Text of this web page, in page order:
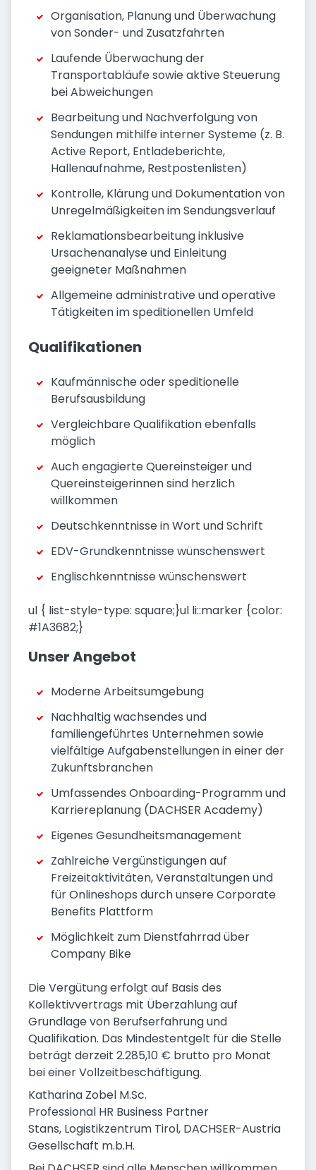
Organisation, Planung und Überwachung
von Sonder- und Zusatzfahrten
Laufende Überwachung der
Transportabläufe sowie aktive Steuerung
bei Abweichungen
Bearbeitung und Nachverfolgung von
Sendungen mithilfe interner Systeme (z. B.
Active Report, Entladeberichte,
Hallenaufnahme, Restpostenlisten)
Kontrolle, Klärung und Dokumentation von
Unregelmäßigkeiten im Sendungsverlauf
Reklamationsbearbeitung inklusive
Ursachenanalyse und Einleitung
geeigneter Maßnahmen
Allgemeine administrative und operative
Tätigkeiten im speditionellen Umfeld
Qualifikationen
Kaufmännische oder speditionelle
Berufsausbildung
Vergleichbare Qualifikation ebenfalls
möglich
Auch engagierte Quereinsteiger und
Quereinsteigerinnen sind herzlich
willkommen
Deutschkenntnisse in Wort und Schrift
EDV-Grundkenntnisse wünschenswert
Englischkenntnisse wünschenswert
ul { list-style-type: square;}ul li::marker {color:
#1A3682;}
Unser Angebot
Moderne Arbeitsumgebung
Nachhaltig wachsendes und
familiengeführtes Unternehmen sowie
vielfältige Aufgabenstellungen in einer der
Zukunftsbranchen
Umfassendes Onboarding-Programm und
Karriereplanung (DACHSER Academy)
Eigenes Gesundheitsmanagement
Zahlreiche Vergünstigungen auf
Freizeitaktivitäten, Veranstaltungen und
für Onlineshops durch unsere Corporate
Benefits Plattform
Möglichkeit zum Dienstfahrrad über
Company Bike
Die Vergütung erfolgt auf Basis des
Kollektivvertrags mit Überzahlung auf
Grundlage von Berufserfahrung und
Qualifikation. Das Mindestentgelt für die Stelle
beträgt derzeit 2.285,10 € brutto pro Monat
bei einer Vollzeitbeschäftigung.
Katharina Zobel M.Sc.
Professional HR Business Partner
Stans, Logistikzentrum Tirol, DACHSER-Austria
Gesellschaft m.b.H.